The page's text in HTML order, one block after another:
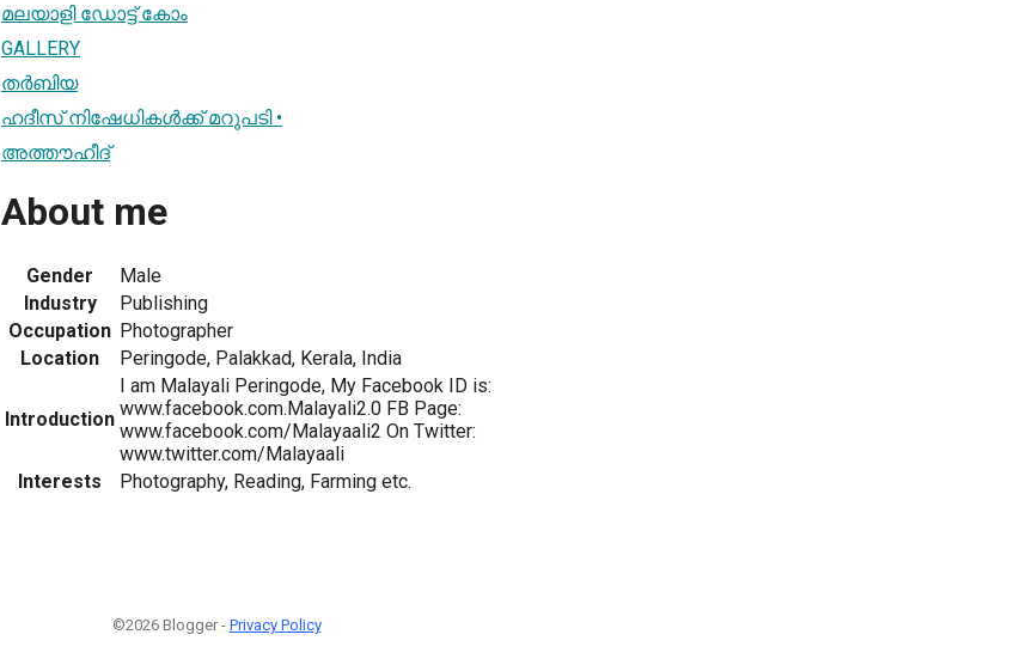
മലയാളി ഡോട്ട് കോം
GALLERY
തര്‍ബിയ
ഹദീസ് നിഷേധികൾക്ക് മറുപടി •
അത്തൗഹീദ്
About me
Gender
Male
Industry
Publishing
Occupation Photographer
Location
Peringode, Palakkad, Kerala, India
Introduction
I am Malayali Peringode, My Facebook ID is:
www.facebook.com.Malayali2.0 FB Page:
www.facebook.com/Malayaali2 On Twitter:
www.twitter.com/Malayaali
Interests
Photography, Reading, Farming etc.
©2026 Blogger - Privacy Policy